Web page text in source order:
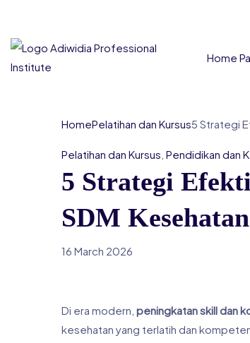
Home
HomePelatihan dan Kursus5 Strategi
Pelatihan dan Kursus Pendidikan dan
5 Strategi
SDM
16 March 2026
Di era modern, peningkatan skill dan
kesehatan yang terlatih dan